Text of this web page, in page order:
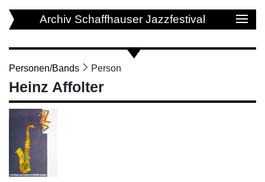
Archiv Schaffhauser Jazzfestival
Personen/Bands Person
Heinz Affolter